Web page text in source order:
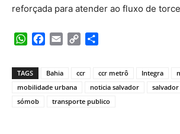
reforçada para atender ao fluxo de
WhatsApp
Facebook
Email Copy
TAGS Bahia ccr ccr metrô Integra
mobilidade urbana
noticia salvador salvador
sómob
transporte publico